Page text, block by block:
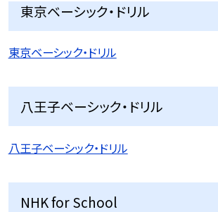
東京ベーシック・ドリル
東京ベーシック・ドリル
八王子ベーシック・ドリル
八王子ベーシック・ドリル
NHK for School